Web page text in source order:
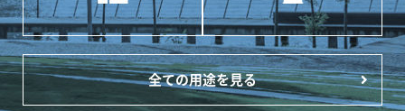
全ての用途を見る